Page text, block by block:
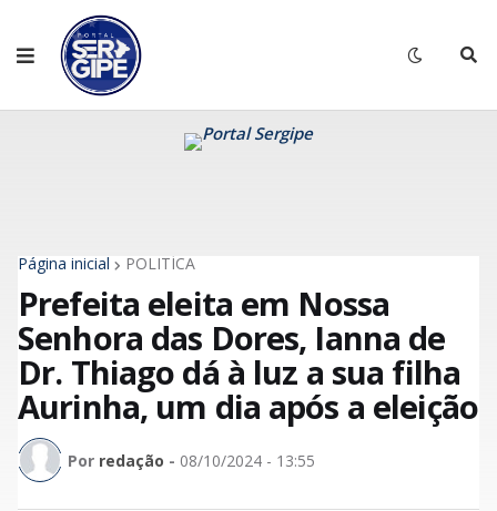
Página inicial POLITÍCA
Prefeita eleita em Nossa
Senhora das Dores, Ianna de
Dr. Thiago dá à luz a sua filha
Aurinha, um dia após a eleição
Por redação - 08/10/2024 - 13:55